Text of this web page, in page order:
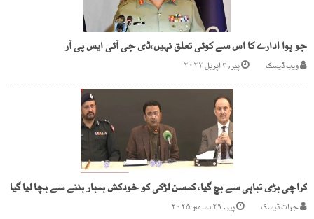
جو ہوا ادارے کا اس سے کوئی تعلق نہیں،ڈی جی آئی ایس پی آر
ویب ڈیسک پیر, ۴ اپریل ۲۰۲۲
کراچی بڑی تباہی سے بچ گیا، کمسن لڑکی کو خودکش بمبار بننے سے بچا لیا گیا
جرات ڈیسک پیر, ۲۹ دسمبر ۲۰۲۵